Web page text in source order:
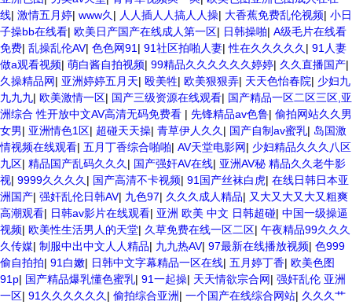
线| 激情五月婷| www久 | 人人插人人搞人人操| 大香蕉免费乱伦视频| 小日
子操bb在线看| 欧美日产国产在线成人第一区| 日韩操啪| A级毛片在线看
免费| 乱操乱伦AV| 色色网91 | 91社区拍啪人妻|性在久久久久久 | 91人妻
做a观看视频| 萌白酱自拍视频| 99精品久久久久久久婷婷| 久久直播国产|
久操精品网| 亚洲婷婷五月天| 殴美牲| 欧美狠狠弄| 天天色怡春院| 少妇九
九九九| 欧美激情一区| 国产三级资源在线观看| 国产精品一区二区三区,亚
洲综合 性开放中文AV高清无码免费看 | 先锋精品av色鲁| 偷拍网站久久男
女男| 亚洲情色1区| 超碰天天操| 青草伊人久久 | 国产自制av蜜乳| 岛国激
情视频在线观看| 五月丁香综合啪啪| AV天堂电影网| 少妇精品久久久八区
九区| 精品国产乱码久久久 | 国产强奸AV在线| 亚洲AV秘 精品久久老牛影
视| 9999久久久久 | 国产高清不卡视频| 91国产丝袜白虎| 在线日韩日本亚
洲国产| 强奸乱伦日韩AV| 九色97| 久久久成人精品| 又大又大又大又粗爽
高潮观看| 日韩av影片在线观看| 亚洲 欧美 中文 日韩超碰| 中国一级操逼
视频| 欧美性生活男人的天堂| 久草免费在线一区二区| 午夜精品99久久久
久传媒| 制服中出中文人人精品| 九九热AV| 97最新在线播放视频| 色999
偷自拍拍| 91白嫩| 日韩中文字幕精品一区在线| 五月婷丁香| 欧美色图
91p| 国产精品爆乳懂色蜜乳| 91一起操| 天天情欲宗合网| 强奸乱伦 亚洲
一区| 91久久久久久久 | 偷拍综合亚洲| 一个国产在线综合网站| 久久久艹